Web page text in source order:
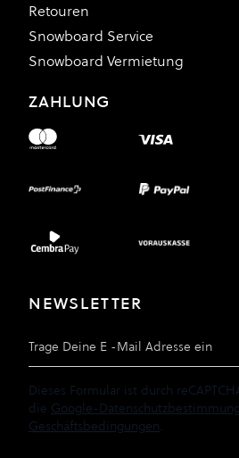
Retouren
Snowboard Service
Snowboard Vermietung
ZAHLUNG
NEWSLETTER
Dieses Formular ist durch
die Google-
Geschäftsbedingungen.